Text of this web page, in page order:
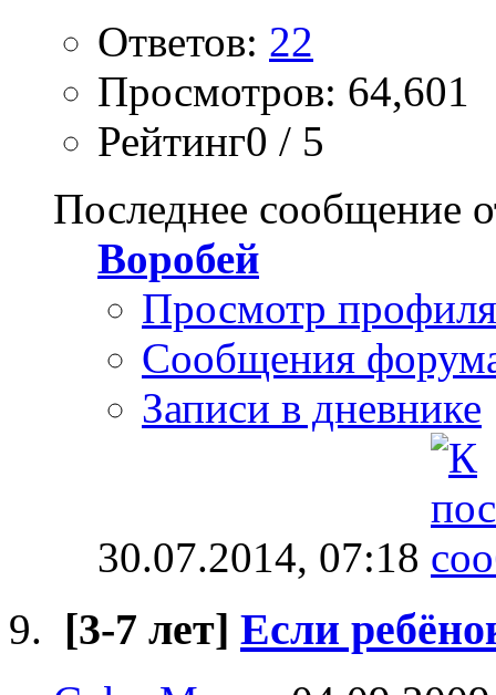
Ответов: 22
Просмотров: 64,601
Рейтинг0 / 5
Последнее сообщение
Воробей
Просмотр профиля
Сообщения
Записи в дневнике
30.07.2014, 07:18
[3-7 лет] Если